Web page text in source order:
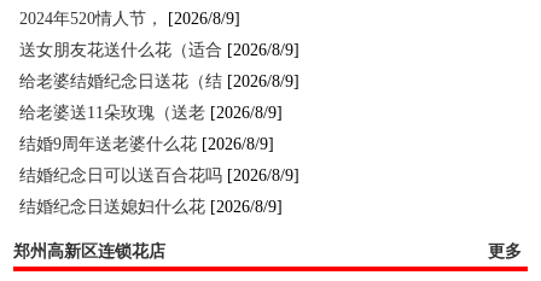
2024年520情人节，
[2026/8/9]
送女朋友花送什么花（适合 [2026/8/9]
给老婆结婚纪念日送花（结 [2026/8/9]
给老婆送11朵玫瑰（送老 [2026/8/9]
结婚9周年送老婆什么花 [2026/8/9]
结婚纪念日可以送百合花吗 [2026/8/9]
结婚纪念日送媳妇什么花 [2026/8/9]
郑州高新区连锁花店 更多